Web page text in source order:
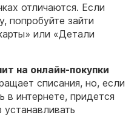
отличаются. Если
попробуйте зайти
или «Детали
на онлайн-покупки
списания, но, если
в интернете, придется